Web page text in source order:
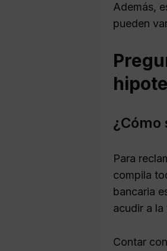
Además,
pueden
¿Cómo
Para
compila
bancaria
acudir a la
Contar